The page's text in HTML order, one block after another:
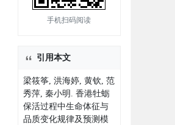
手机扫码阅读
引用本文
梁筱筝, 洪海婷, 黄钦, 范
秀萍, 秦小明. 香港牡蛎
保活过程中生命体征与
品质变化规律及预测模